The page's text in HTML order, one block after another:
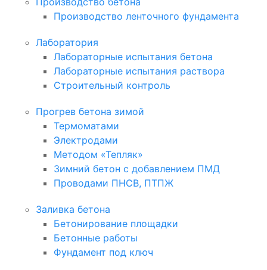
Производство ленточного фундамента
Лаборатория
Лабораторные испытания бетона
Лабораторные испытания раствора
Строительный контроль
Прогрев бетона зимой
Термоматами
Электродами
Методом «Тепляк»
Зимний бетон с добавлением ПМД
Проводами ПНСВ, ПТПЖ
Заливка бетона
Бетонирование площадки
Бетонные работы
Фундамент под ключ